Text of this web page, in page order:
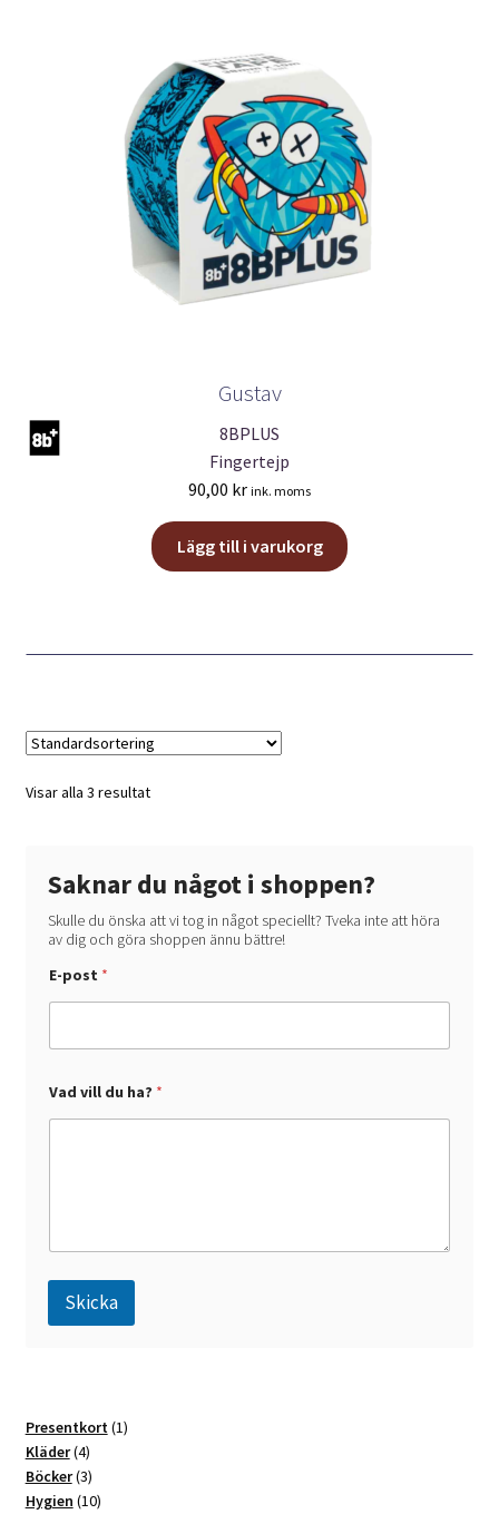
Gustav
8BPLUS
Fingertejp
90,00 kr ink. moms
Lägg till i varukorg
Visar alla 3 resultat
Saknar du något i shoppen?
Skulle du önska att vi tog in något speciellt? Tveka inte att höra
av dig och göra shoppen ännu bättre!
E-post *
-
u
Vad vill du ha? *
Skicka
e
r
n
Presentkort 11
Kläder 44
produkter
Böcker 33
produkter
Hygien 1010